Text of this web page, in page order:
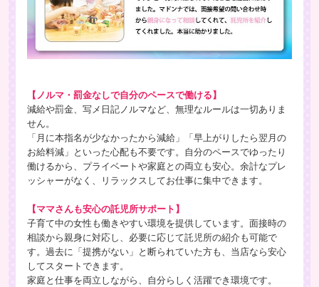
【ノルマ・罰金なしで自分のペースで働ける】
減給や罰金、写メ日記ノルマなど、無理なルールは一切ありま
せん。
「月に本指名が少なかったから減給」「早上がりしたら翌月の
お給料減」といった心配も不要です。自分のペースでゆったり
働けるから、プライベートや家庭との両立も安心。余計なプレ
ッシャーがなく、リラックスしてお仕事に集中できます。
【ママさんも安心の託児所サポート】
子育て中の女性も働きやすい環境を提供しています。面接時の
相談から親身に対応し、必要に応じて託児所の紹介も可能で
す。過去に「提携がない」と断られていた方も、当店なら安心
してスタートできます。
家庭と仕事を両立しながら、自分らしく活躍でき環境です。